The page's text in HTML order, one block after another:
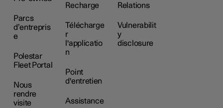
Parcs
d’entrepris
e
Polestar
Fleet Portal
Nous
rendre
visite
Recharge
Télécharge
r
l'applicatio
n
Point
d'entretien
Assistance
Relations
Vulnerabilit
y
disclosure